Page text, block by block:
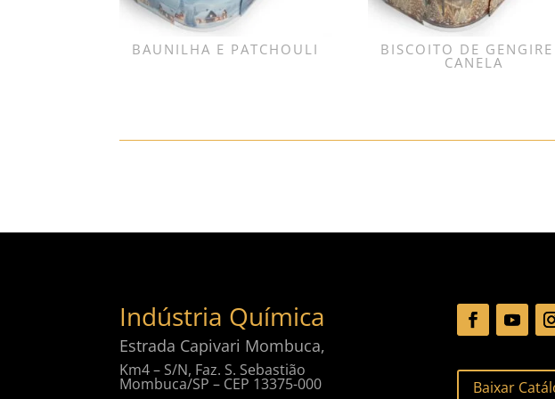
BAUNILHA E PATCHOULI BISCOITO DE GENGIRE
CANELA
Indústria Química
Estrada Capivari Mombuca,
Km4 – S/N, Faz. S. Sebastião
Mombuca/SP – CEP 13375-000 Baixar